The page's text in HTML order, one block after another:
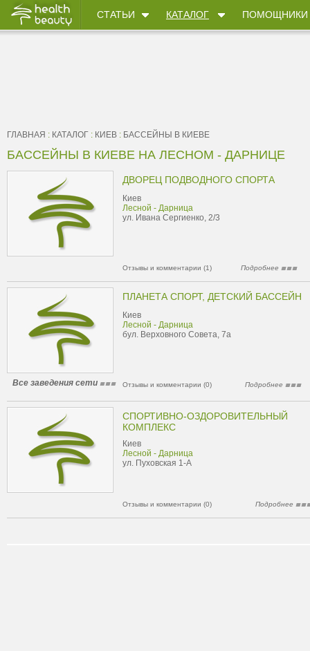
СТАТЬИ КАТАЛОГ ПОМОЩНИКИ
ГЛАВНАЯ : КАТАЛОГ : КИЕВ : БАССЕЙНЫ В КИЕВЕ
БАССЕЙНЫ В КИЕВЕ НА ЛЕСНОМ - ДАРНИЦЕ
ДВОРЕЦ ПОДВОДНОГО СПОРТА
Киев
Лесной - Дарница
ул. Ивана Сергиенко, 2/3
Отзывы и комментарии (1) Подробнее
ПЛАНЕТА СПОРТ, ДЕТСКИЙ БАССЕЙН
Киев
Лесной - Дарница
бул. Верховного Совета, 7а
Все заведения сети Отзывы и комментарии (0) Подробнее
СПОРТИВНО-ОЗДОРОВИТЕЛЬНЫЙ
КОМПЛЕКС
Киев
Лесной - Дарница
ул. Пуховская 1-А
Отзывы и комментарии (0) Подробнее